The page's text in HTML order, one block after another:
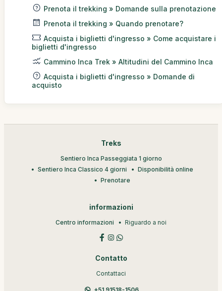
Prenota il trekking » Domande sulla prenotazione
Prenota il trekking » Quando prenotare?
Acquista i biglietti d'ingresso » Come acquistare i
biglietti d'ingresso
Cammino Inca Trek » Altitudini del Cammino Inca
Acquista i biglietti d'ingresso » Domande di
acquisto
Treks
Sentiero Inca Passeggiata 1 giorno
Sentiero Inca Classico 4 giorni
Disponibilità online
Prenotare
informazioni
Centro informazioni Riguardo a noi
Contatto
Contattaci